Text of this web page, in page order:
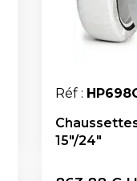
Réf :
15"/24"